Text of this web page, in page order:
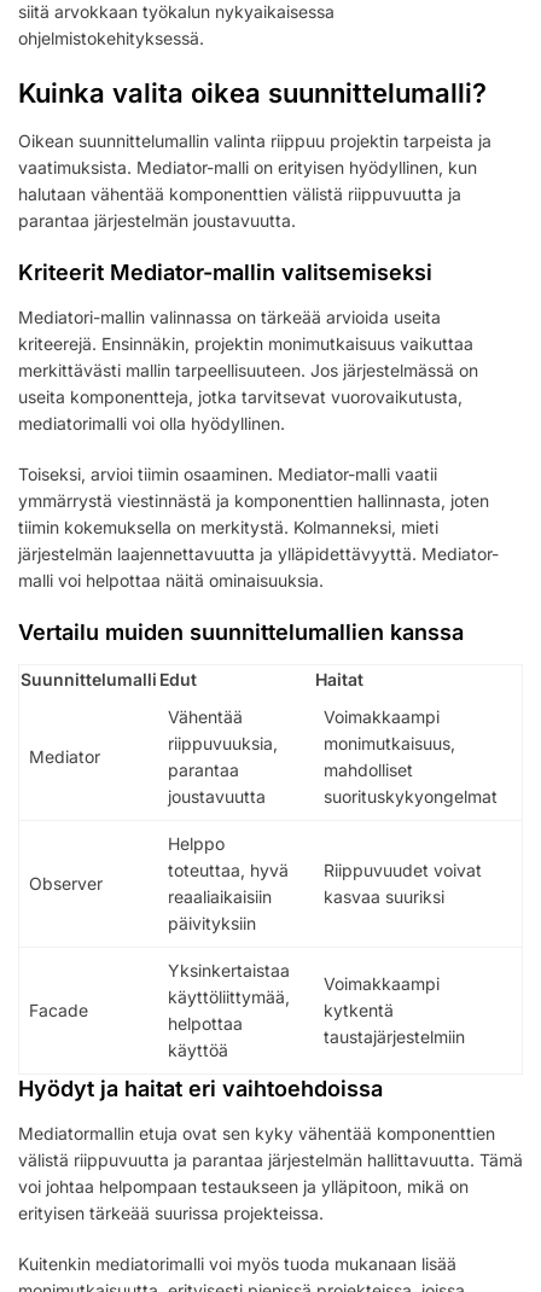
siitä arvokkaan työkalun nykyaikaisessa
ohjelmistokehityksessä.
Kuinka valita oikea suunnittelumalli?
Oikean suunnittelumallin valinta riippuu projektin tarpeista ja
vaatimuksista. Mediator-malli on erityisen hyödyllinen, kun
halutaan vähentää komponenttien välistä riippuvuutta ja
parantaa järjestelmän joustavuutta.
Kriteerit Mediator-mallin valitsemiseksi
Mediatori-mallin valinnassa on tärkeää arvioida useita
kriteerejä. Ensinnäkin, projektin monimutkaisuus vaikuttaa
merkittävästi mallin tarpeellisuuteen. Jos järjestelmässä on
useita komponentteja, jotka tarvitsevat vuorovaikutusta,
mediatorimalli voi olla hyödyllinen.
Toiseksi, arvioi tiimin osaaminen. Mediator-malli vaatii
ymmärrystä viestinnästä ja komponenttien hallinnasta, joten
tiimin kokemuksella on merkitystä. Kolmanneksi, mieti
järjestelmän laajennettavuutta ja ylläpidettävyyttä. Mediator-
malli voi helpottaa näitä ominaisuuksia.
Vertailu muiden suunnittelumallien kanssa
Suunnittelumalli Edut Haitat
Mediator
Vähentää
riippuvuuksia,
parantaa
joustavuutta
Voimakkaampi
monimutkaisuus,
mahdolliset
suorituskykyongelmat
Observer
Helppo
toteuttaa, hyvä
reaaliaikaisiin
päivityksiin
Riippuvuudet voivat
kasvaa suuriksi
Facade
Yksinkertaistaa
käyttöliittymää,
helpottaa
käyttöä
Voimakkaampi
kytkentä
taustajärjestelmiin
Hyödyt ja haitat eri vaihtoehdoissa
Mediatormallin etuja ovat sen kyky vähentää komponenttien
välistä riippuvuutta ja parantaa järjestelmän hallittavuutta. Tämä
voi johtaa helpompaan testaukseen ja ylläpitoon, mikä on
erityisen tärkeää suurissa projekteissa.
Kuitenkin mediatorimalli voi myös tuoda mukanaan lisää